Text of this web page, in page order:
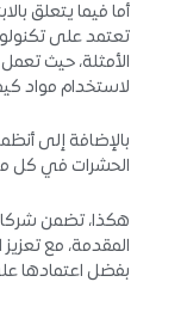
أما فيما يتعلق
تعتمد على
الأمثلة، حيث
لاستخدام مواد
بالإضافة إلى
الحشرات في كل
هكذا، تضمن
المقدمة، مع
بفضل اعتمادها